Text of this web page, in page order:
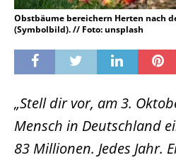
Obstbäume bereichern Herten nach
(Symbolbild). // Foto: unsplash
„Stell dir vor, am 3.
Mensch in Deutschland
83 Millionen. Jedes Jahr.